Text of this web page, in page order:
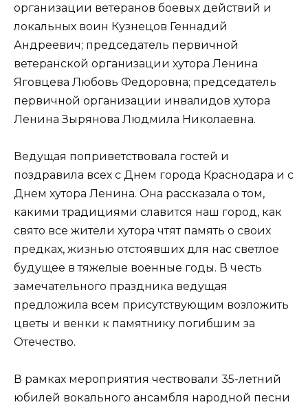
организации ветеранов боевых действий и
локальных воин Кузнецов Геннадий
Андреевич; председатель первичной
ветеранской организации хутора Ленина
Яговцева Любовь Федоровна; председатель
первичной организации инвалидов хутора
Ленина Зырянова Людмила Николаевна.
Ведущая поприветствовала гостей и
поздравила всех с Днем города Краснодара и с
Днем хутора Ленина. Она рассказала о том,
какими традициями славится наш город, как
свято все жители хутора чтят память о своих
предках, жизнью отстоявших для нас светлое
будущее в тяжелые военные годы. В честь
замечательного праздника ведущая
предложила всем присутствующим возложить
цветы и венки к памятнику погибшим за
Отечество.
В рамках мероприятия чествовали 35-летний
юбилей вокального ансамбля народной песни